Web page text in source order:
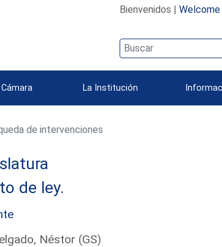
Bienvenidos | Welcome
La Institución
de intervenciones
de ley.
Néstor (GS)